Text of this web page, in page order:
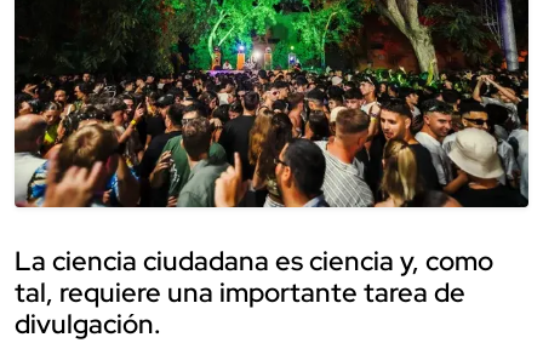
La ciencia ciudadana es ciencia y, como
tal, requiere una importante tarea de
divulgación.